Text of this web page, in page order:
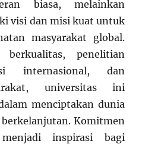
biasa, melainkan
visi dan misi kuat untuk
masyarakat global.
berkualitas, penelitian
internasional, dan
universitas ini
menciptakan dunia
Komitmen
inspirasi bagi